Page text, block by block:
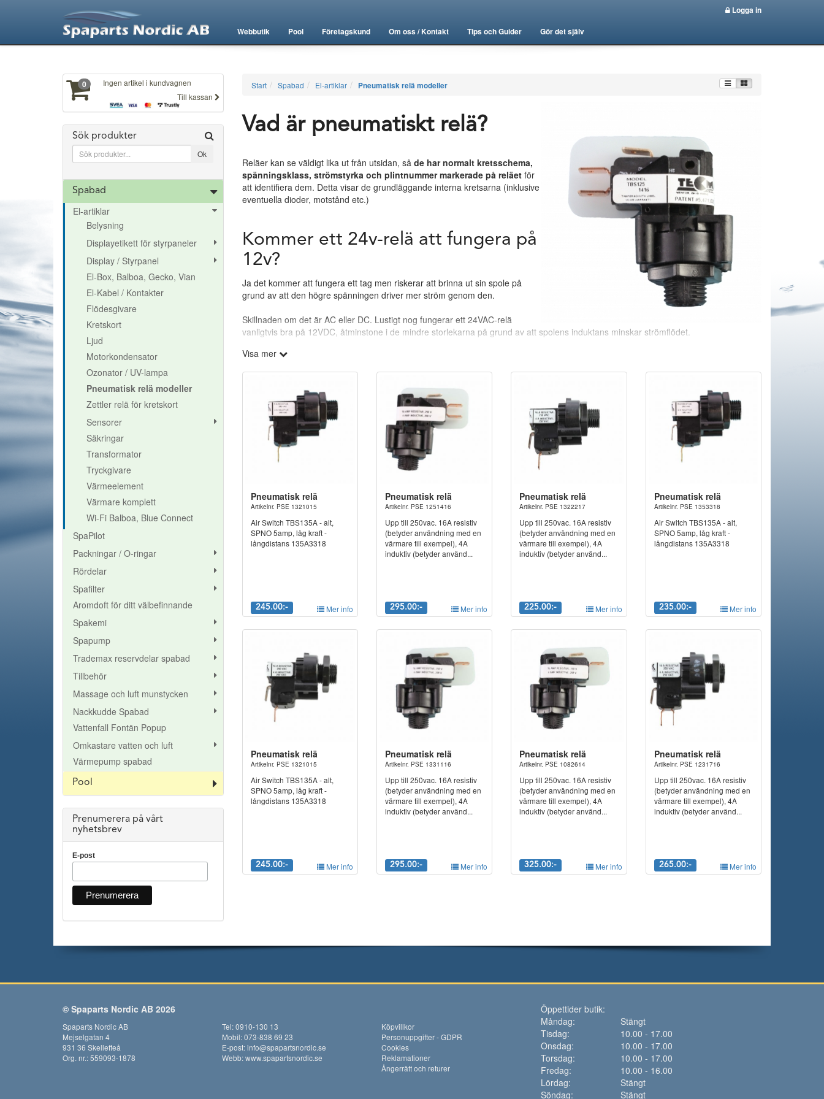
Webbutik Pool Företagskund Om oss / Kontakt Tips och Guider Gör det själv
Logga in
0
Ingen artikel i kundvagnen
Till kassan
Sök produkter
Spabad
El-artiklar
Belysning
Displayetikett för styrpaneler
Display / Styrpanel
El-Box, Balboa, Gecko, Vian
El-Kabel / Kontakter
Flödesgivare
Kretskort
Ljud
Motorkondensator
Ozonator / UV-lampa
Pneumatisk relä modeller
Zettler relä för kretskort
Sensorer
Säkringar
Transformator
Tryckgivare
Värmeelement
Värmare komplett
Wi-Fi Balboa, Blue Connect
SpaPilot
Packningar / O-ringar
Rördelar
Spafilter
Aromdoft för ditt välbefinnande
Spakemi
Spapump
Trademax reservdelar spabad
Tillbehör
Massage och luft munstycken
Nackkudde Spabad
Vattenfall Fontän Popup
Omkastare vatten och luft
Värmepump spabad
Pool
Prenumerera på vårt
nyhetsbrev
E-post
Start Spabad El-artiklar Pneumatisk relä modeller
Vad är pneumatiskt relä?
Reläer kan se väldigt lika ut från utsidan, så de har normalt kretsschema,
spänningsklass, strömstyrka och plintnummer markerade på reläet för
att identifiera dem. Detta visar de grundläggande interna kretsarna (inklusive
eventuella dioder, motstånd etc.)
Kommer ett 24v-relä att fungera på
12v?
Ja det kommer att fungera ett tag men riskerar att brinna ut sin spole på
grund av att den högre spänningen driver mer ström genom den.
Skillnaden om det är AC eller DC. Lustigt nog fungerar ett 24VAC-relä
vanligtvis bra på 12VDC, åtminstone i de mindre storlekarna på grund av att spolens induktans minskar strömflödet.
Frågor?
Har du frågor går det givetvis bra att kontakta vårt team, maila
Visa mer
Pneumatisk relä
Artikelnr. PSE 1321015
Air Switch TBS135A - alt,
SPNO 5amp, låg kraft -
långdistans 135A3318
245.00:- Mer info
Pneumatisk relä
Artikelnr. PSE 1251416
Upp till 250vac. 16A resistiv
(betyder användning med en
värmare till exempel), 4A
induktiv (betyder använd...
295.00:- Mer info
Pneumatisk relä
Artikelnr. PSE 1322217
Upp till 250vac. 16A resistiv
(betyder användning med en
värmare till exempel), 4A
induktiv (betyder använd...
225.00:- Mer info
Pneumatisk relä
Artikelnr. PSE 1353318
Air Switch TBS135A - alt,
SPNO 5amp, låg kraft -
långdistans 135A3318
235.00:- Mer info
Pneumatisk relä
Artikelnr. PSE 1321015
Air Switch TBS135A - alt,
SPNO 5amp, låg kraft -
långdistans 135A3318
245.00:- Mer info
Pneumatisk relä
Artikelnr. PSE 1331116
Upp till 250vac. 16A resistiv
(betyder användning med en
värmare till exempel), 4A
induktiv (betyder använd...
295.00:- Mer info
Pneumatisk relä
Artikelnr. PSE 1082614
Upp till 250vac. 16A resistiv
(betyder användning med en
värmare till exempel), 4A
induktiv (betyder använd...
325.00:- Mer info
Pneumatisk relä
Artikelnr. PSE 1231716
Upp till 250vac. 16A resistiv
(betyder användning med en
värmare till exempel), 4A
induktiv (betyder använd...
265.00:- Mer info
© Spaparts Nordic AB 2026
Spaparts Nordic AB
Mejselgatan 4
931 36 Skellefteå
Org. nr.: 559093-1878
Tel: 0910-130 13
Mobil: 073-838 69 23
E-post:info@spapartsnordic.se
Webb:www.spapartsnordic.se
Köpvillkor
Personuppgifter - GDPR
Cookies
Reklamationer
Ångerrätt och returer
Öppettider butik:
Måndag:
Stängt
Tisdag:
10.00 - 17.00
Onsdag:
10.00 - 17.00
Torsdag:
10.00 - 17.00
Fredag:
10.00 - 16.00
Lördag:
Stängt
Söndag:
Stängt